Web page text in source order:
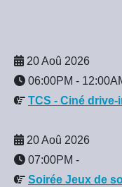
20 Aoû 2026
06:00PM -
TCS - Ciné drive-
20 Aoû 2026
07:00PM -
Soirée Jeux de